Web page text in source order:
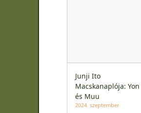
Junji Ito
Macskanaplója: Yon
és Muu
2024. szeptember